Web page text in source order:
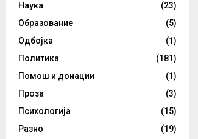
Наука
(23)
Образование
(5)
Одбојка
(1)
Политика
(181)
Помош и донации
(1)
Проза
(3)
Психологија
(15)
Разно
(19)